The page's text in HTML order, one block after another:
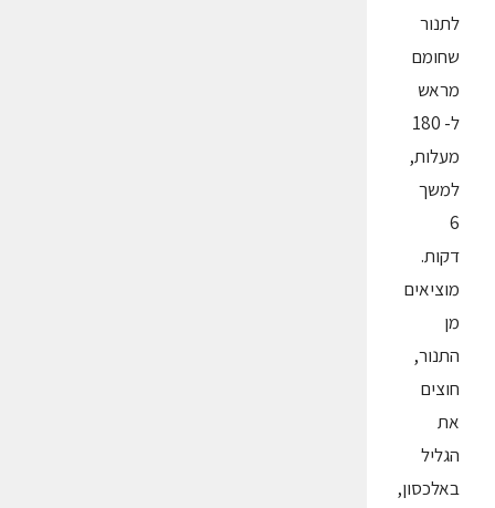
לתנור
שחומם
מראש
ל- 180
מעלות,
למשך
6
דקות.
מוציאים
מן
התנור,
חוצים
את
הגליל
באלכסון,